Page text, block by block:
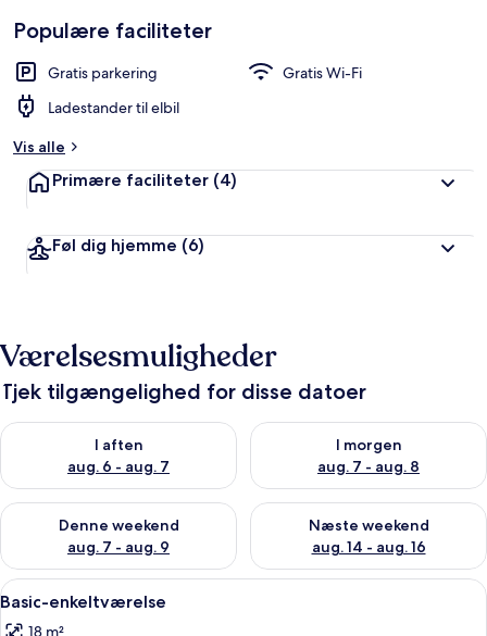
Populære faciliteter
Gratis parkering
Gratis Wi-Fi
Ladestander til elbil
Vis alle
Primære faciliteter (4)
Føl dig hjemme (6)
Værelsesmuligheder
Tjek tilgængelighed for disse datoer
I aften
aug. 6 - aug. 7
Tjek tilgængelighed for i aften aug. 6 - aug. 7
I morgen
aug. 7 - aug. 8
Tjek tilgængelighed for i
Denne weekend
aug. 7 - aug. 9
Tjek tilgængelighed for denne weekend aug. 7 - aug. 9
Næste weekend
aug. 14 - aug. 16
Tjek tilgængelighed for næste
Indlæs
alle
En enkeltseng med trægavl, et
3
Basic-enkeltværelse
18 m²